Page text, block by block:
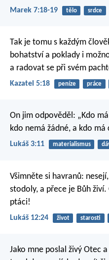
Marek 7:18-19 tělo srdce
Tak je tomu s každým
bohatství a poklady i
a radovat se při svém
Kazatel 5:18 peníze práce
On jim odpověděl: „Kdo
kdo nemá žádné, a kdo
Lukáš 3:11 materialismus
Všimněte si havranů:
stodoly, a přece je Bůh
ptáci!
Lukáš 12:24 život starosti
Jako mne poslal živý Otec